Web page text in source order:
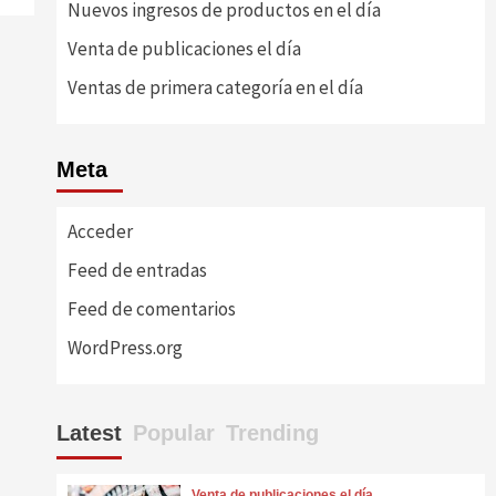
Nuevos ingresos de productos en el día
Venta de publicaciones el día
Ventas de primera categoría en el día
Meta
Acceder
Feed de entradas
Feed de comentarios
WordPress.org
Latest Popular Trending